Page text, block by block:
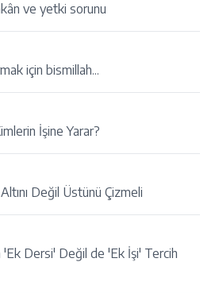
ve yetki sorunu
için bismillah...
İşine Yarar?
Değil Üstünü Çizmeli
Dersi' Değil de 'Ek İşi' Tercih